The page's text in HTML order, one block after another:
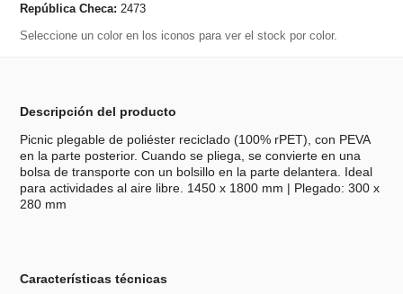
República Checa: 2473
Seleccione un color en los iconos para ver el stock por color.
Descripción del producto
Picnic plegable de poliéster reciclado (100% rPET), con PEVA
en la parte posterior. Cuando se pliega, se convierte en una
bolsa de transporte con un bolsillo en la parte delantera. Ideal
para actividades al aire libre. 1450 x 1800 mm | Plegado: 300 x
280 mm
Características técnicas